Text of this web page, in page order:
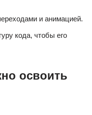
и анимацией.
кода, чтобы его
освоить